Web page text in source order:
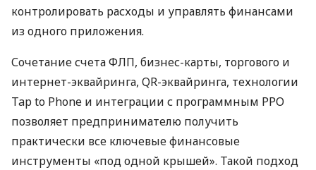
контролировать расходы и управлять финансами
из одного приложения.
Сочетание счета ФЛП, бизнес-карты, торгового и
интернет-эквайринга, QR-эквайринга, технологии
Tap to Phone и интеграции с программным РРО
позволяет предпринимателю получить
практически все ключевые финансовые
инструменты «под одной крышей». Такой подход